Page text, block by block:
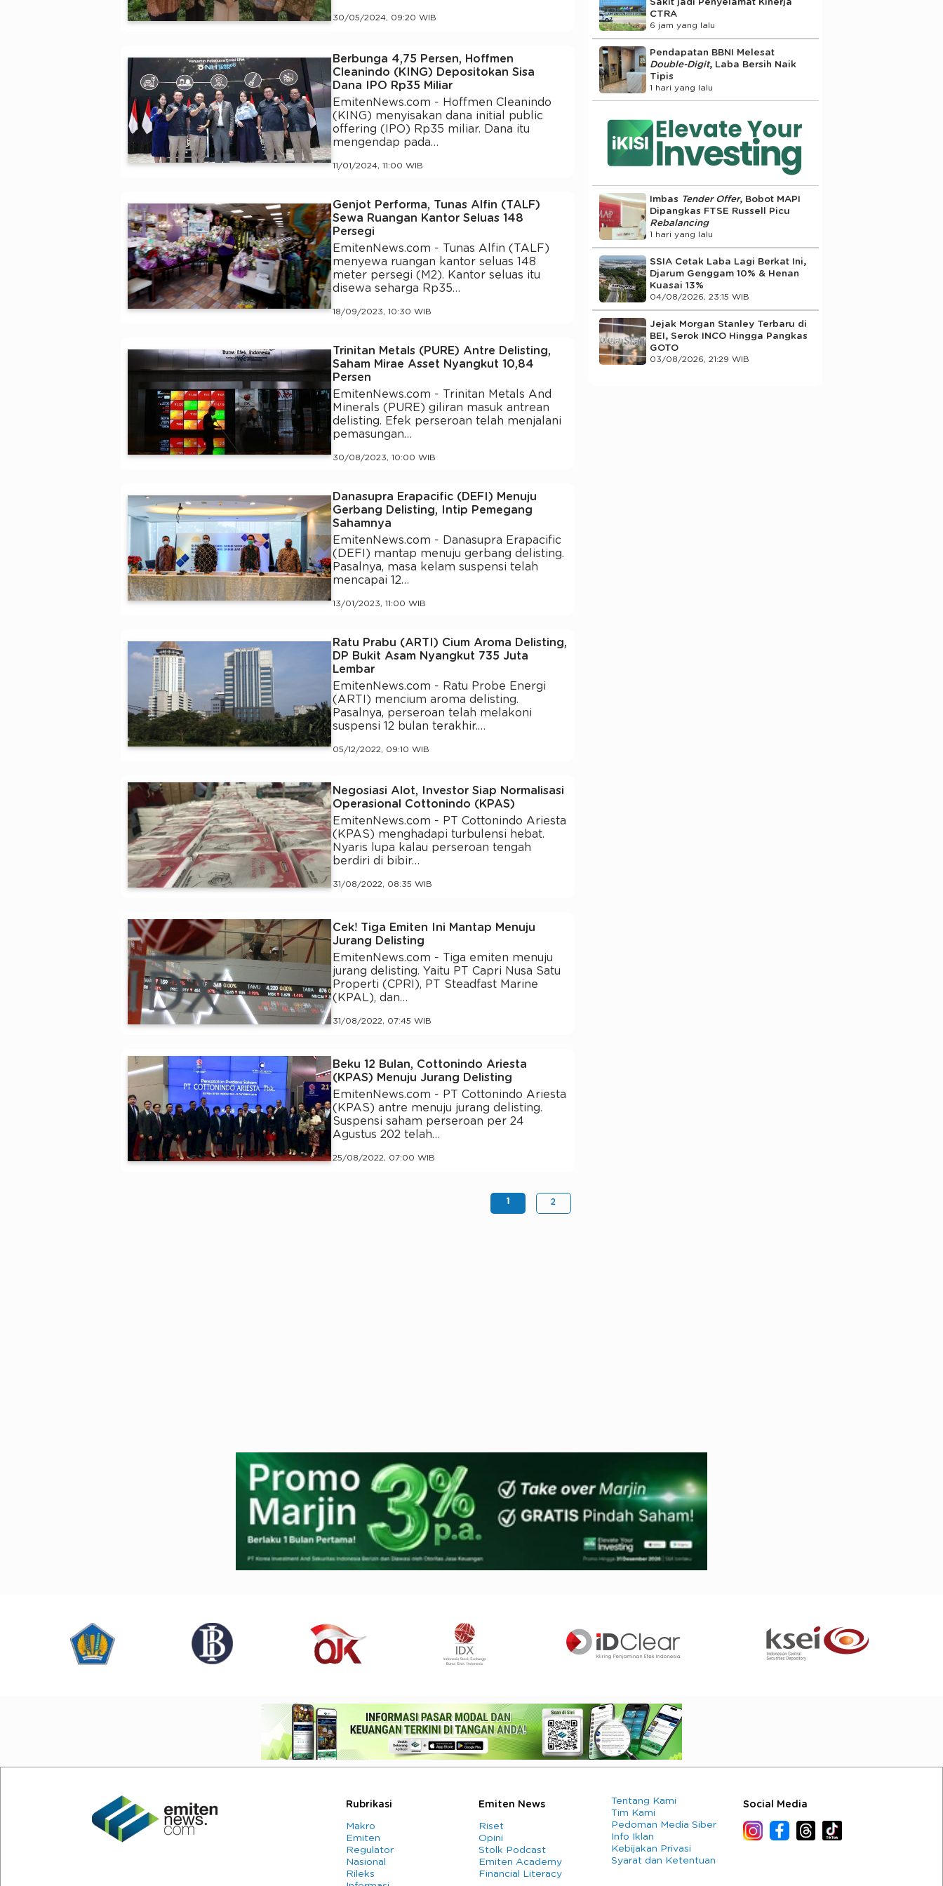
30/05/2024, 09:20 WIB
Berbunga 4,75 Persen, Hoffmen
Cleanindo (KING) Depositokan Sisa
Dana IPO Rp35 Miliar
EmitenNews.com - Hoffmen Cleanindo
(KING) menyisakan dana initial public
offering (IPO) Rp35 miliar. Dana itu
mengendap pada…
11/01/2024, 11:00 WIB
Genjot Performa, Tunas Alfin (TALF)
Sewa Ruangan Kantor Seluas 148
Persegi
EmitenNews.com - Tunas Alfin (TALF)
menyewa ruangan kantor seluas 148
meter persegi (M2). Kantor seluas itu
disewa seharga Rp35…
18/09/2023, 10:30 WIB
Trinitan Metals (PURE) Antre Delisting,
Saham Mirae Asset Nyangkut 10,84
Persen
EmitenNews.com - Trinitan Metals And
Minerals (PURE) giliran masuk antrean
delisting. Efek perseroan telah menjalani
pemasungan…
30/08/2023, 10:00 WIB
Danasupra Erapacific (DEFI) Menuju
Gerbang Delisting, Intip Pemegang
Sahamnya
EmitenNews.com - Danasupra Erapacific
(DEFI) mantap menuju gerbang delisting.
Pasalnya, masa kelam suspensi telah
mencapai 12…
13/01/2023, 11:00 WIB
Ratu Prabu (ARTI) Cium Aroma Delisting,
DP Bukit Asam Nyangkut 735 Juta
Lembar
EmitenNews.com - Ratu Probe Energi
(ARTI) mencium aroma delisting.
Pasalnya, perseroan telah melakoni
suspensi 12 bulan terakhir.…
05/12/2022, 09:10 WIB
Negosiasi Alot, Investor Siap Normalisasi
Operasional Cottonindo (KPAS)
EmitenNews.com - PT Cottonindo Ariesta
(KPAS) menghadapi turbulensi hebat.
Nyaris lupa kalau perseroan tengah
berdiri di bibir…
31/08/2022, 08:35 WIB
Cek! Tiga Emiten Ini Mantap Menuju
Jurang Delisting
EmitenNews.com - Tiga emiten menuju
jurang delisting. Yaitu PT Capri Nusa Satu
Properti (CPRI), PT Steadfast Marine
(KPAL), dan…
31/08/2022, 07:45 WIB
Beku 12 Bulan, Cottonindo Ariesta
(KPAS) Menuju Jurang Delisting
EmitenNews.com - PT Cottonindo Ariesta
(KPAS) antre menuju jurang delisting.
Suspensi saham perseroan per 24
Agustus 202 telah…
25/08/2022, 07:00 WIB
1 2
Sakit jadi Penyelamat Kinerja
CTRA
6 jam yang lalu
Pendapatan BBNI Melesat
Double-Digit, Laba Bersih Naik
Tipis
1 hari yang lalu
Imbas Tender Offer, Bobot MAPI
Dipangkas FTSE Russell Picu
Rebalancing
1 hari yang lalu
SSIA Cetak Laba Lagi Berkat Ini,
Djarum Genggam 10% & Henan
Kuasai 13%
04/08/2026, 23:15 WIB
Jejak Morgan Stanley Terbaru di
BEI, Serok INCO Hingga Pangkas
GOTO
03/08/2026, 21:29 WIB
Rubrikasi
Makro
Emiten
Regulator
Nasional
Rileks
Emiten News
Riset
Opini
Stolk Podcast
Emiten Academy
Financial Literacy
Tentang Kami
Tim Kami
Pedoman Media Siber
Info Iklan
Kebijakan Privasi
Syarat dan Ketentuan
Social Media